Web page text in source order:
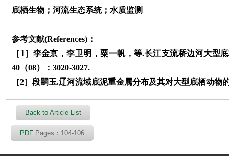
底栖生物；河流生态系统；水质监测
参考文献(References)：
［1］李金京，李卫明，粟一帆，等.长江支流桥边河大型
40（08）：3020-3027.
［2］段嗣玉.辽河流域底泥重金属分布及其对大型底栖动物
Back to Article List
PDF Pages：104-106